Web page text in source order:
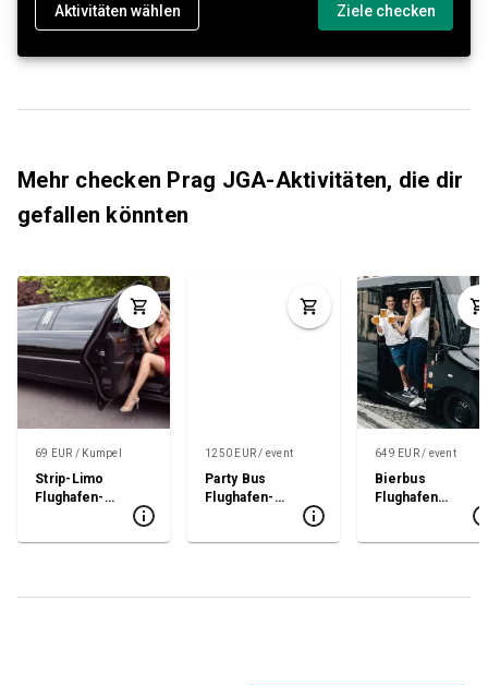
Aktivitäten wählen Ziele checken
Mehr checken Prag JGA-Aktivitäten, die dir
gefallen könnten
69 EUR / Kumpel
Strip-Limo
Flughafen-
1250 EUR / event
Party Bus
Flughafen-
649 EUR / event
Bierbus
Flughafen